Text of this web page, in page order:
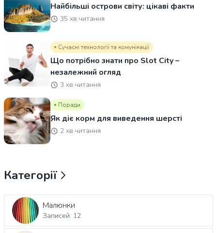
Найбільші острови світу: цікаві факти
35 хв.читання
Сучасні технології та комунікації
Що потрібно знати про Slot City –
незалежний огляд
3 хв.читання
Поради
Як діє корм для виведення шерсті
2 хв.читання
Категорії
Малюнки
Записей: 12